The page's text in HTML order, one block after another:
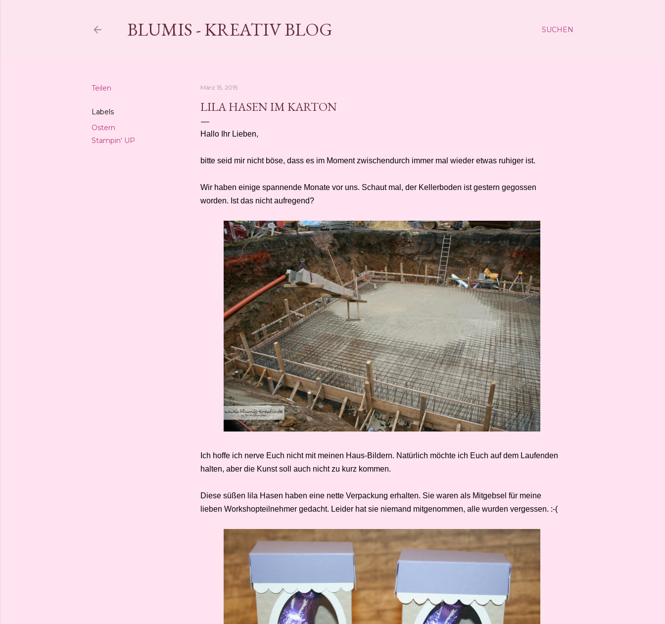
SUCHEN
BLUMIS - KREATIV BLOG
Teilen
Labels
Ostern
Stampin' UP
März 15, 2015
LILA HASEN IM KARTON
Hallo Ihr Lieben,
bitte seid mir nicht böse, dass es im Moment zwischendurch immer mal wieder etwas ruhiger ist.
Wir haben einige spannende Monate vor uns. Schaut mal, der Kellerboden ist gestern gegossen
worden. Ist das nicht aufregend?
Ich hoffe ich nerve Euch nicht mit meinen Haus-Bildern. Natürlich möchte ich Euch auf dem Laufenden
halten, aber die Kunst soll auch nicht zu kurz kommen.
Diese süßen lila Hasen haben eine nette Verpackung erhalten. Sie waren als Mitgebsel für meine
lieben Workshopteilnehmer gedacht. Leider hat sie niemand mitgenommen, alle wurden vergessen. :-(